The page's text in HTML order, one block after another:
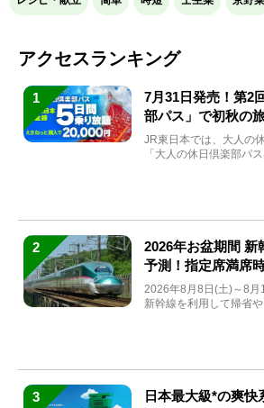
アクセスランキング
1
7月31日発売！第2
部パス」で初秋の
JR東日本では、大人の
「大人の休日倶楽部パ
2
2026年お盆期間 新
予測！指定席満席
券も解説
2026年8月8日(土)～8月
新幹線を利用して帰省
3
日本最大級*の爽